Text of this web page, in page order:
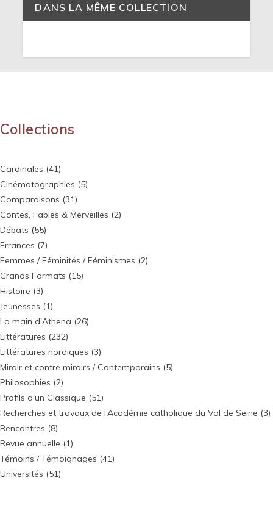
DANS LA MÊME COLLECTION
Collections
Cardinales (41)
Cinématographies (5)
Comparaisons (31)
Contes, Fables & Merveilles (2)
Débats (55)
Errances (7)
Femmes / Féminités / Féminismes (2)
Grands Formats (15)
Histoire (3)
Jeunesses (1)
La main d'Athena (26)
Littératures (232)
Littératures nordiques (3)
Miroir et contre miroirs / Contemporains (5)
Philosophies (2)
Profils d'un Classique (51)
Recherches et travaux de l’Académie catholique du Val de Seine (3)
Rencontres (8)
Revue annuelle (1)
Témoins / Témoignages (41)
Universités (51)